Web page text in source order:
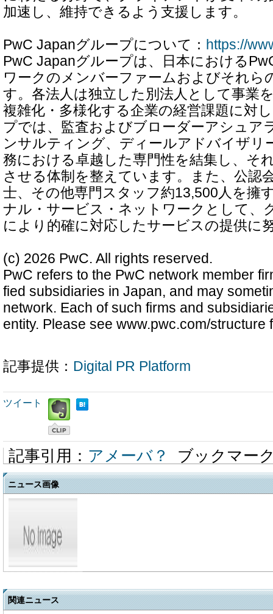
加速し、維持できるよう支援します。
PwC Japanグループについて： https://
PwC Japanグループは、日本における
ワークのメンバーファームおよびそれら
す。各法人は独立した別法人として事業
複雑化・多様化する企業の経営課題に対
プでは、監査およびブローダーアシュア
ンサルティング、ディールアドバイザリ
務における卓越した専門性を結集し、そ
させる体制を整えています。また、公認
士、その他専門スタッフ約13,500人を擁
ナル・サービス・ネットワークとして、
により的確に対応したサービスの提供に
(c) 2026 PwC. All rights reserved.
PwC refers to the PwC network member
fied subsidiaries in Japan, and may
network. Each of such firms and
entity. Please see www.pwc.com/structure
記事提供： Digital PR Platform
ツイート
記事引用： アメーバ？ ブックマー
ニュース画像
関連ニュース